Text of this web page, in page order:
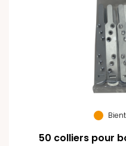
50 colliers pour